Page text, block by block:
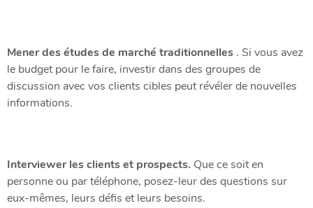
Mener des études de marché traditionnelles . Si vous avez
le budget pour le faire, investir dans des groupes de
discussion avec vos clients cibles peut révéler de nouvelles
informations.
Interviewer les clients et prospects. Que ce soit en
personne ou par téléphone, posez-leur des questions sur
eux-mêmes, leurs défis et leurs besoins.